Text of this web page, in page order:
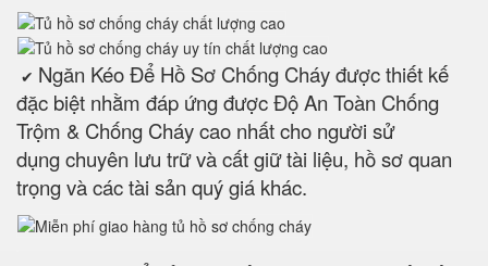
✔ Ngăn Kéo Để Hồ Sơ Chống Cháy được thiết kế
đặc biệt nhằm đáp ứng được Độ An Toàn Chống
Trộm & Chống Cháy cao nhất cho người sử
dụng chuyên lưu trữ và cất giữ tài liệu, hồ sơ quan
trọng và các tài sản quý giá khác.